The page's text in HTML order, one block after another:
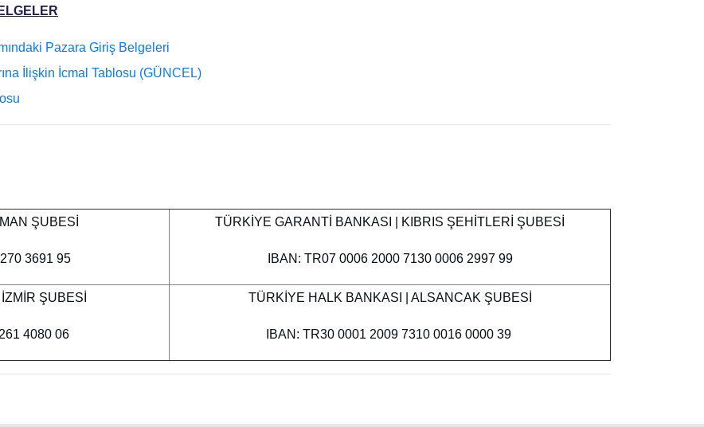
Pazara Giriş Belgeleri
İlişkin İcmal Tablosu (GÜNCEL)
ŞUBESİ
3691 95
TÜRKİYE GARANTİ BANKASI | KIBRIS ŞEHİTLERİ ŞUBESİ
IBAN: TR07 0006 2000 7130 0006 2997 99
ŞUBESİ
4080 06
TÜRKİYE HALK BANKASI | ALSANCAK ŞUBESİ
IBAN: TR30 0001 2009 7310 0016 0000 39